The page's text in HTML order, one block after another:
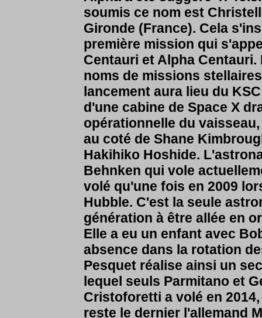
soumis ce nom est
Gironde (France). Cela
première mission qui
Centauri et Alpha
noms de missions
lancement aura lieu du
d'une cabine de Space X
opérationnelle du
au coté de Shane
Hakihiko Hoshide.
Behnken qui vole
volé qu'une fois en 2009
Hubble. C'est la seule
génération à être allée en
Elle a eu un enfant avec
absence dans la rotation
Pesquet réalise ainsi un
lequel seuls Parmitano et
Cristoforetti a volé en
reste le dernier l'allemand